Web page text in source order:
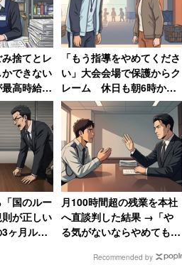
円）は「給料が低い。28歳で
く。退職理由については「ボー
。これから伸びはしない」と明
万円）は、勤め先の給料につ
業してもそんなに高いと思えな
ている。内訳を見ると、「基
をもとに計算される退職金や
金以下なので法律違反に該当す
捨てとレ
できない
高時給
時給が25
気は消滅
「もう指導をやめてくださ
い」大会会場で保護からク
レーム 休日も朝6時から
準備してきた部活動の指導
者が思うこと
国のルー
が正しい
ヶ月ルー
月100時間超の残業を本社
へ直談判した結果 →「や
る気がないならやめてもら
Recommended by